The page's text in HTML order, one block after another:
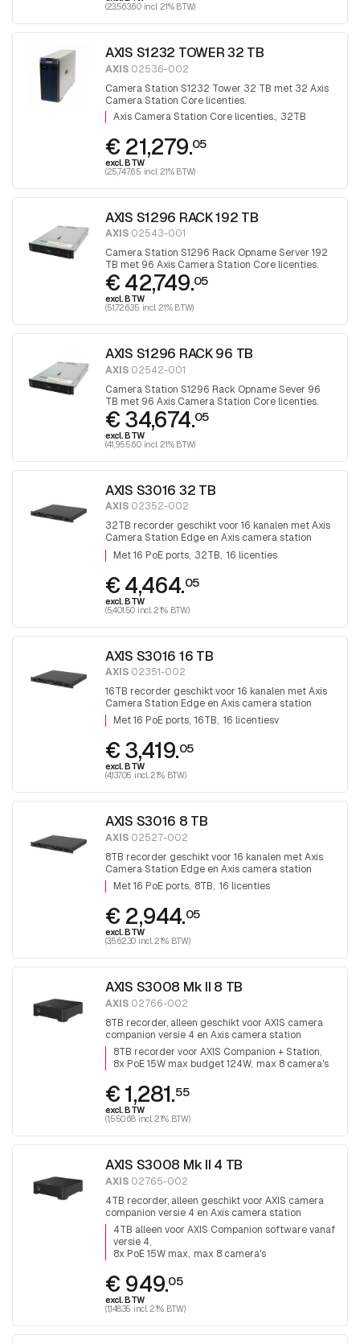
(23,563.60 incl. 21% BTW)
AXIS S1232 TOWER 32 TB
AXIS 02536-002
Camera Station S1232 Tower 32 TB met 32 Axis
Camera Station Core licenties.
Axis Camera Station Core licenties. 32TB
€ 21,279.05
excl. BTW
(25,747.65 incl. 21% BTW)
AXIS S1296 RACK 192 TB
AXIS 02543-001
Camera Station S1296 Rack Opname Server 192
TB met 96 Axis Camera Station Core licenties.
€ 42,749.05
excl. BTW
(51,726.35 incl. 21% BTW)
AXIS S1296 RACK 96 TB
AXIS 02542-001
Camera Station S1296 Rack Opname Sever 96
TB met 96 Axis Camera Station Core licenties.
€ 34,674.05
excl. BTW
(41,955.60 incl. 21% BTW)
AXIS S3016 32 TB
AXIS 02352-002
32TB recorder geschikt voor 16 kanalen met Axis
Camera Station Edge en Axis camera station
software. Met 16 PoE ports
Met 16 PoE ports 32TB 16 licenties
€ 4,464.05
excl. BTW
(5,401.50 incl. 21% BTW)
AXIS S3016 16 TB
AXIS 02351-002
16TB recorder geschikt voor 16 kanalen met Axis
Camera Station Edge en Axis camera station
software. Met 16 PoE ports
Met 16 PoE ports 16TB 16 licentiesv
€ 3,419.05
excl. BTW
(4,137.05 incl. 21% BTW)
AXIS S3016 8 TB
AXIS 02527-002
8TB recorder geschikt voor 16 kanalen met Axis
Camera Station Edge en Axis camera station
software. Met 16 PoE ports
Met 16 PoE ports 8TB 16 licenties
€ 2,944.05
excl. BTW
(3,562.30 incl. 21% BTW)
AXIS S3008 Mk II 8 TB
AXIS 02766-002
8TB recorder, alleen geschikt voor AXIS camera
companion versie 4 en Axis camera station
software, 8 x PoE 15W per poort en max 124W PoE
budget.
8TB recorder voor AXIS Companion + Station
8x PoE 15W max budget 124W max 8 camera's
€ 1,281.55
excl. BTW
(1,550.68 incl. 21% BTW)
AXIS S3008 Mk II 4 TB
AXIS 02765-002
4TB recorder, alleen geschikt voor AXIS camera
companion versie 4 en Axis camera station
software, 8 x PoE max 15W per poort.
4TB alleen voor AXIS Companion software vanaf
versie 4
8x PoE 15W max max 8 camera's
€ 949.05
excl. BTW
(1,148.35 incl. 21% BTW)